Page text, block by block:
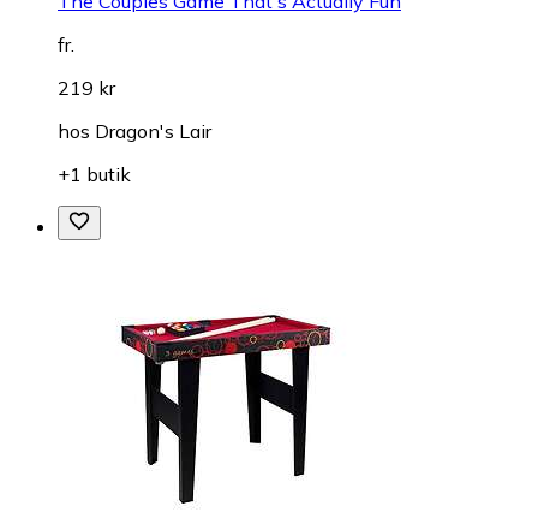
fr.
219 kr
hos Dragon's Lair
+1 butik